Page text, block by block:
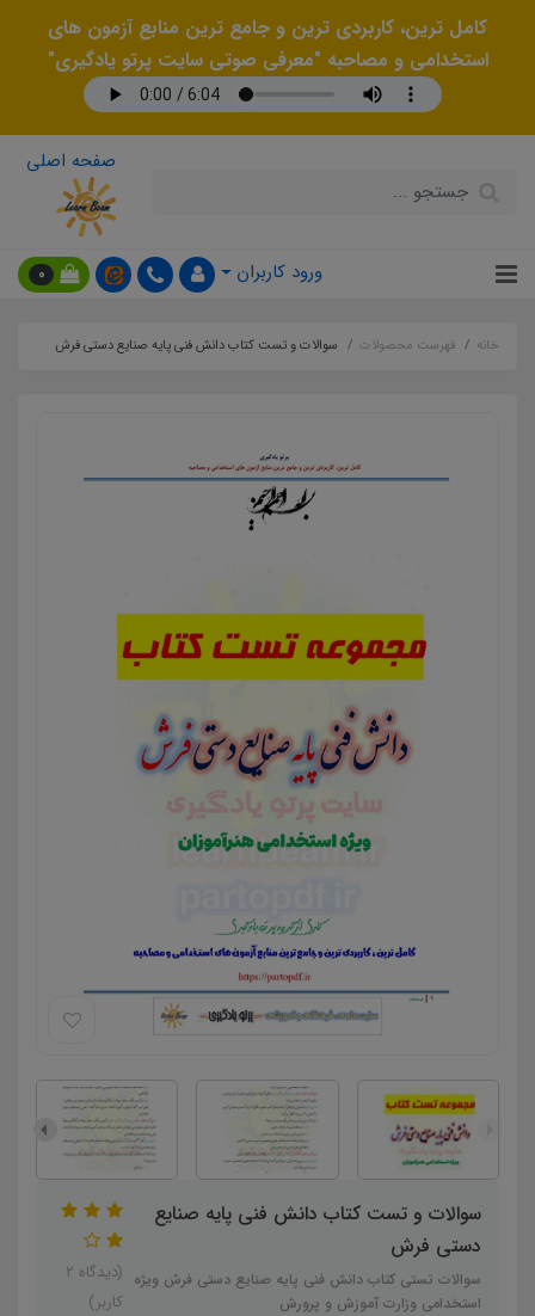
کامل ترین، کاربردی ترین و جامع ترین منابع آزمون های
استخدامی و مصاحبه "معرفی صوتی سایت پرتو یادگیری"
صفحه اصلی
ورود کاربران 0
خانه فهرست محصولات سوالات و تست کتاب دانش فنی پایه صنایع دستی فرش
سوالات و تست کتاب دانش فنی پایه صنایع
دستی فرش
سوالات تستی کتاب دانش فنی پایه صنایع دستی فرش ویژه
استخدامی وزارت آموزش و پرورش
(دیدگاه 2
کاربر)